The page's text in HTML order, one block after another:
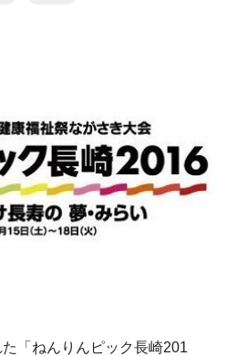
「ねんりんピック長崎201